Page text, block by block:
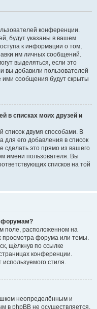
конференции.
будут указаны в вашем
к информации о том,
им личных сообщений.
выделяться, если это
вы добавили пользователей
ими сообщения будут скрыты
в списках моих друзей и
список двумя способами. В
для его добавления в список
сделать это прямо из вашего
имени пользователя. Вы
списков на той
форумам?
поле, расположенном на
просмотра форума или темы.
щёлкнув по ссылке
конференции.
используемого стиля.
неопределённым и
в phpBB не осуществляется.